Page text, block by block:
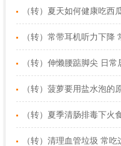
（转）夏天如何健康吃西
（转）常带耳机听力下降
（转）伸懒腰踮脚尖 日
（转）菠萝要用盐水泡的
（转）夏季清肠排毒下火
（转）清理血管垃圾 常吃